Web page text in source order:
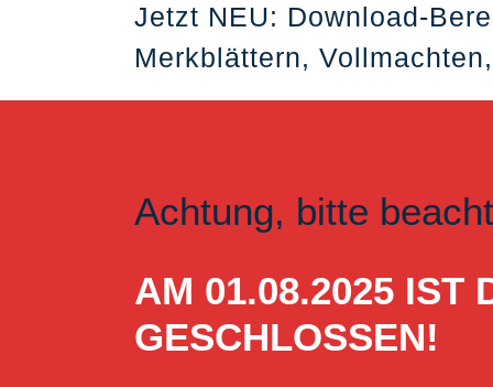
Jetzt NEU: Download-
Merkblättern,
Achtung, bitte
AM 01.08.2025 IST
GESCHLOSSEN!